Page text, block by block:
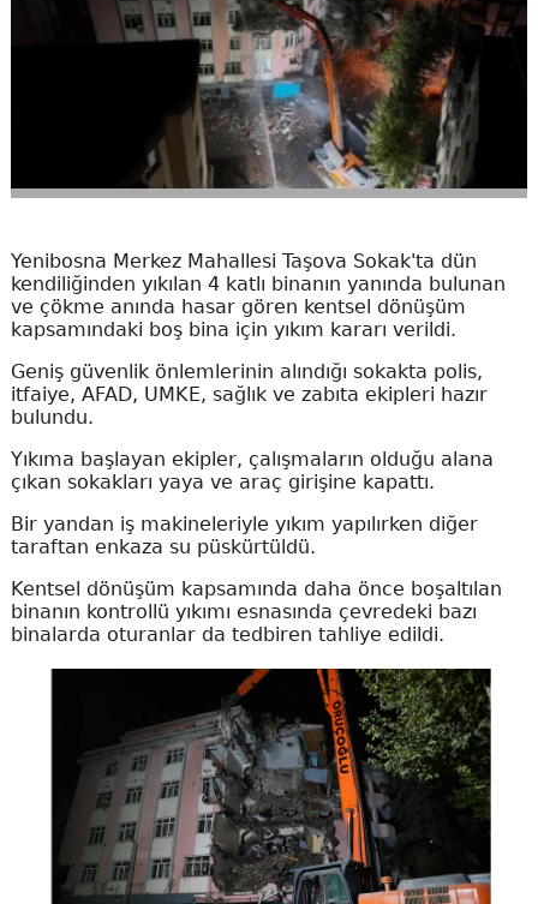
Yenibosna Merkez Mahallesi Taşova Sokak'ta dün
kendiliğinden yıkılan 4 katlı binanın yanında bulunan
ve çökme anında hasar gören kentsel dönüşüm
kapsamındaki boş bina için yıkım kararı verildi.
Geniş güvenlik önlemlerinin alındığı sokakta polis,
itfaiye, AFAD, UMKE, sağlık ve zabıta ekipleri hazır
bulundu.
Yıkıma başlayan ekipler, çalışmaların olduğu alana
çıkan sokakları yaya ve araç girişine kapattı.
Bir yandan iş makineleriyle yıkım yapılırken diğer
taraftan enkaza su püskürtüldü.
Kentsel dönüşüm kapsamında daha önce boşaltılan
binanın kontrollü yıkımı esnasında çevredeki bazı
binalarda oturanlar da tedbiren tahliye edildi.